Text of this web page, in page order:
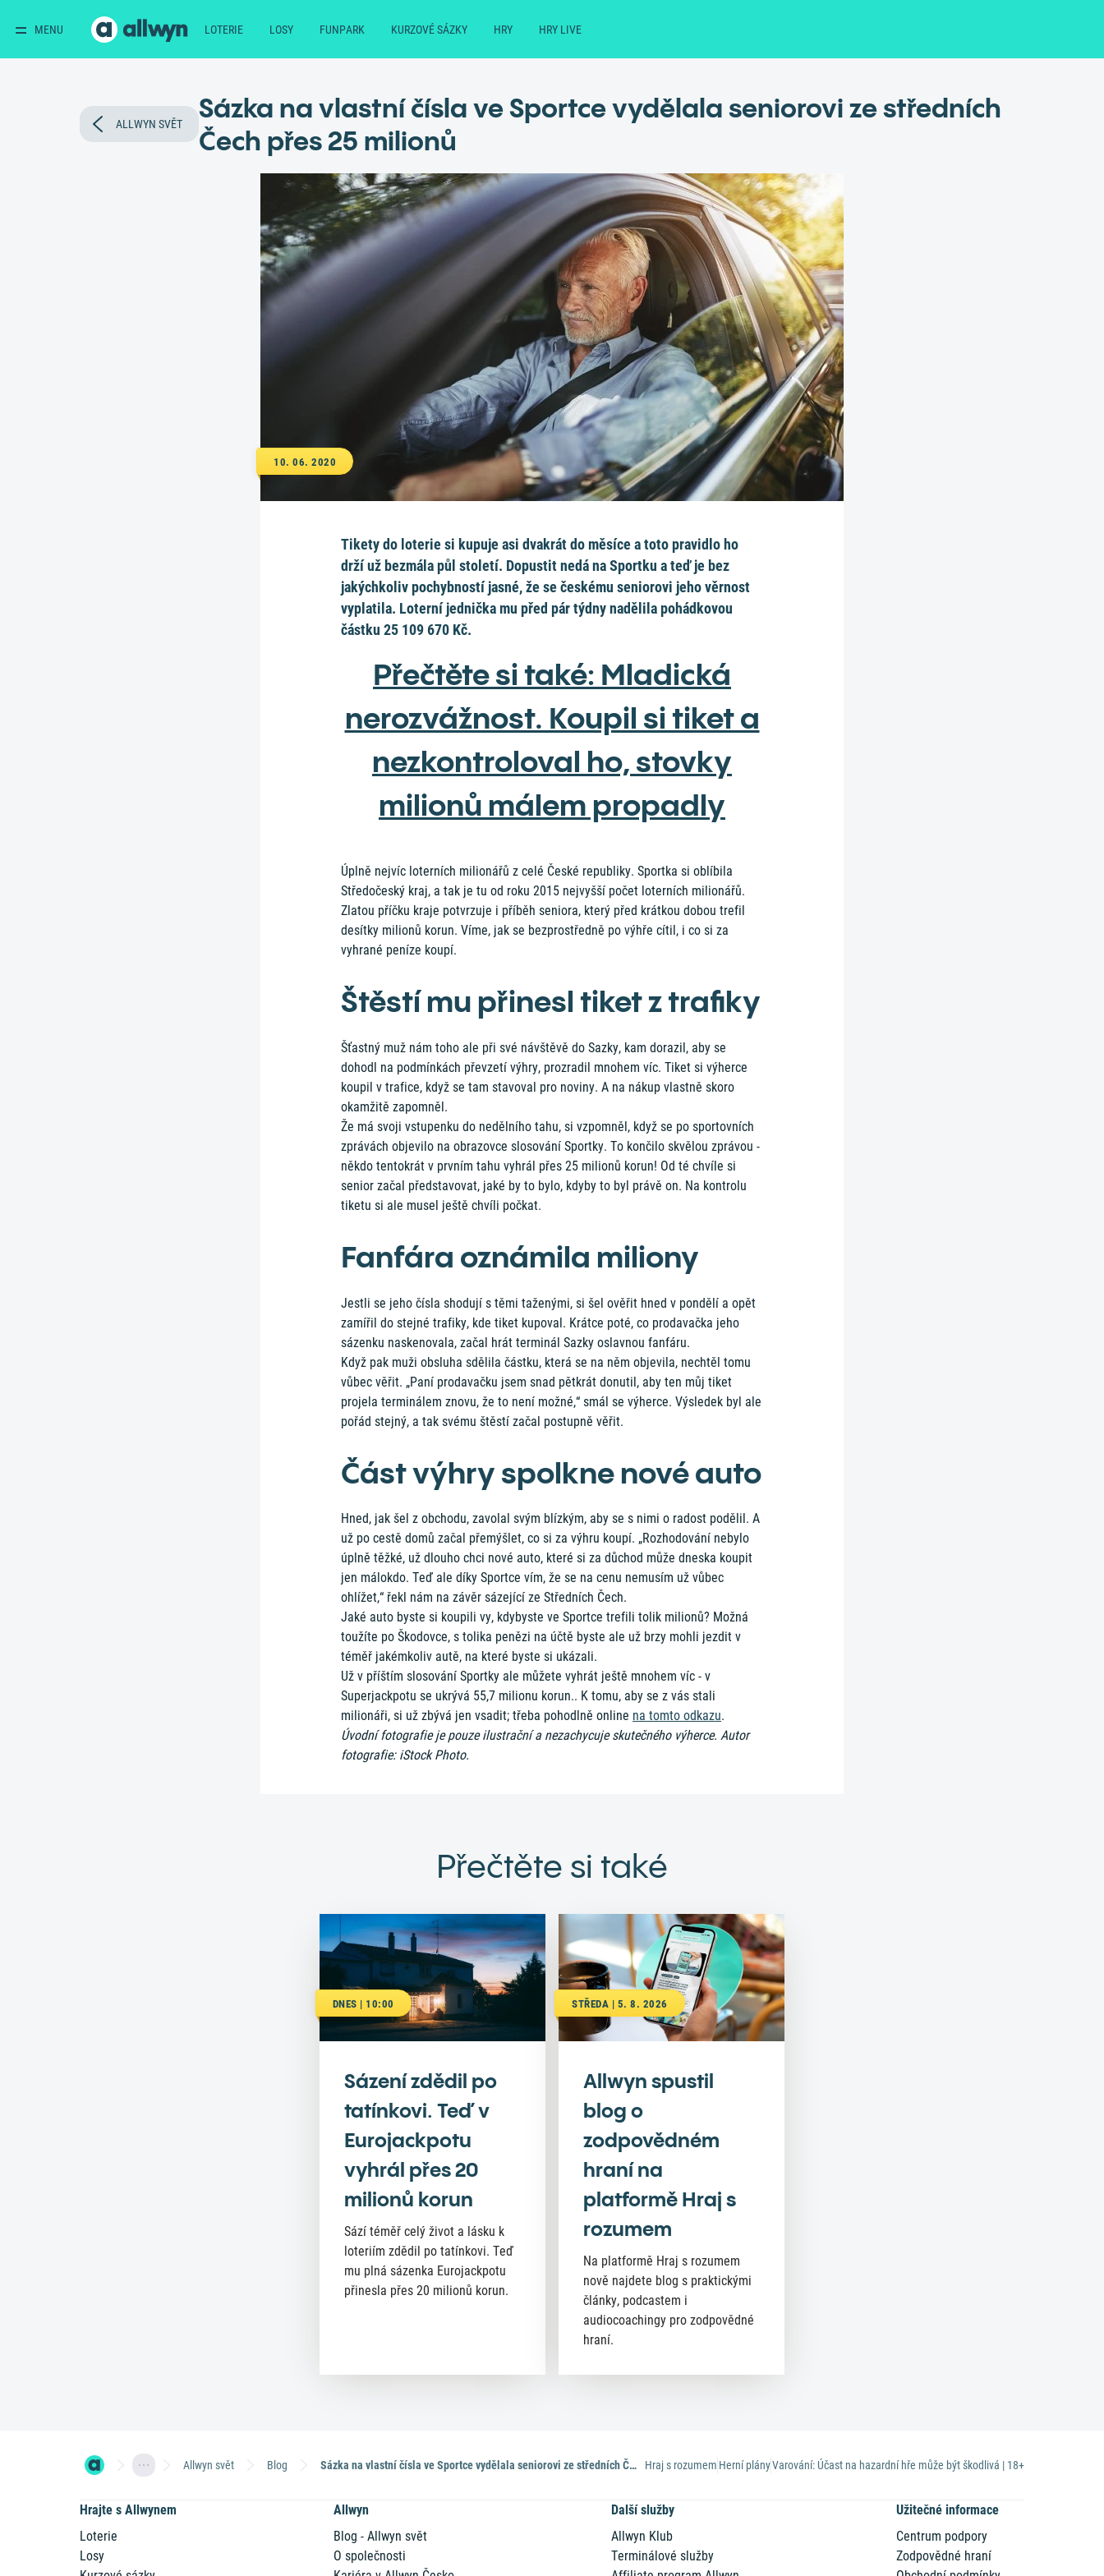
MENU LOTERIE LOSY FUNPARK KURZOVÉ SÁZKY HRY HRY LIVE
ALLWYN SVĚT
Sázka na vlastní čísla ve Sportce vydělala seniorovi ze středních
Čech přes 25 milionů
10. 06. 2020
Tikety do loterie si kupuje asi dvakrát do měsíce a toto pravidlo ho
drží už bezmála půl století. Dopustit nedá na Sportku a teď je bez
jakýchkoliv pochybností jasné, že se českému seniorovi jeho věrnost
vyplatila. Loterní jednička mu před pár týdny nadělila pohádkovou
částku 25 109 670 Kč.
Přečtěte si také: Mladická
nerozvážnost. Koupil si tiket a
nezkontroloval ho, stovky
milionů málem propadly
Úplně nejvíc loterních milionářů z celé České republiky. Sportka si oblíbila
Středočeský kraj, a tak je tu od roku 2015 nejvyšší počet loterních milionářů.
Zlatou příčku kraje potvrzuje i příběh seniora, který před krátkou dobou trefil
desítky milionů korun. Víme, jak se bezprostředně po výhře cítil, i co si za
vyhrané peníze koupí.
Štěstí mu přinesl tiket z trafiky
Šťastný muž nám toho ale při své návštěvě do Sazky, kam dorazil, aby se
dohodl na podmínkách převzetí výhry, prozradil mnohem víc. Tiket si výherce
koupil v trafice, když se tam stavoval pro noviny. A na nákup vlastně skoro
okamžitě zapomněl.
Že má svoji vstupenku do nedělního tahu, si vzpomněl, když se po sportovních
zprávách objevilo na obrazovce slosování Sportky. To končilo skvělou zprávou -
někdo tentokrát v prvním tahu vyhrál přes 25 milionů korun! Od té chvíle si
senior začal představovat, jaké by to bylo, kdyby to byl právě on. Na kontrolu
tiketu si ale musel ještě chvíli počkat.
Fanfára oznámila miliony
Jestli se jeho čísla shodují s těmi taženými, si šel ověřit hned v pondělí a opět
zamířil do stejné trafiky, kde tiket kupoval. Krátce poté, co prodavačka jeho
sázenku naskenovala, začal hrát terminál Sazky oslavnou fanfáru.
Když pak muži obsluha sdělila částku, která se na něm objevila, nechtěl tomu
vůbec věřit. „Paní prodavačku jsem snad pětkrát donutil, aby ten můj tiket
projela terminálem znovu, že to není možné,“ smál se výherce. Výsledek byl ale
pořád stejný, a tak svému štěstí začal postupně věřit.
Část výhry spolkne nové auto
Hned, jak šel z obchodu, zavolal svým blízkým, aby se s nimi o radost podělil. A
už po cestě domů začal přemýšlet, co si za výhru koupí. „Rozhodování nebylo
úplně těžké, už dlouho chci nové auto, které si za důchod může dneska koupit
jen málokdo. Teď ale díky Sportce vím, že se na cenu nemusím už vůbec
ohlížet,“ řekl nám na závěr sázející ze Středních Čech.
Jaké auto byste si koupili vy, kdybyste ve Sportce trefili tolik milionů? Možná
toužíte po Škodovce, s tolika penězi na účtě byste ale už brzy mohli jezdit v
téměř jakémkoliv autě, na které byste si ukázali.
Už v příštím slosování Sportky ale můžete vyhrát ještě mnohem víc - v
Superjackpotu se ukrývá 55,7 milionu korun.. K tomu, aby se z vás stali
milionáři, si už zbývá jen vsadit; třeba pohodlně online na tomto odkazu.
Úvodní fotografie je pouze ilustrační a nezachycuje skutečného výherce. Autor
fotografie: iStock Photo.
Přečtěte si také
DNES | 10:00
Sázení zdědil po
tatínkovi. Teď v
Eurojackpotu
vyhrál přes 20
milionů korun
Sází téměř celý život a lásku k
loteriím zdědil po tatínkovi. Teď
mu plná sázenka Eurojackpotu
přinesla přes 20 milionů korun.
STŘEDA | 5. 8. 2026
Allwyn spustil
blog o
zodpovědném
hraní na
platformě Hraj s
rozumem
Na platformě Hraj s rozumem
nově najdete blog s praktickými
články, podcastem i
audiocoachingy pro zodpovědné
hraní.
Allwyn svět Blog Sázka na vlastní čísla ve Sportce vydělala seniorovi ze středních Čech přes 25 milionů Hraj s rozumem Herní plányVarování: Účast na hazardní hře může být škodlivá | 18+
Hrajte s Allwynem
Loterie
Losy
Allwyn
Blog - Allwyn svět
O společnosti
Další služby
Allwyn Klub
Terminálové služby
Užitečné informace
Centrum podpory
Zodpovědné hraní